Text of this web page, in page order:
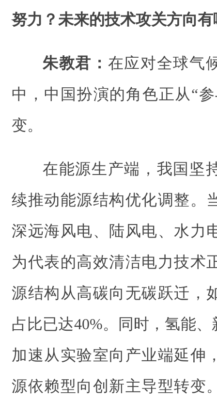
努力？未来的技术攻关方向
朱教君： 在应对全球气
中，中国扮演的角色正从“
变。
在能源生产端，我国坚
续推动能源结构优化调整。
深远海风电、陆风电、水力
为代表的高效清洁电力技术
源结构从高碳向无碳跃迁，
占比已达40%。同时，氢能
加速从实验室向产业端延伸
源依赖型向创新主导型转变